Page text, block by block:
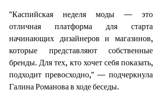
"Каспийская неделя моды — это
отличная платформа для старта
начинающих дизайнеров и магазинов,
которые представляют собственные
бренды. Для тех, кто хочет себя показать,
подходит превосходно," — подчеркнула
Галина Романова в ходе беседы.